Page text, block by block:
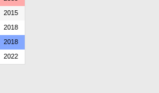
2015
2018
2018
2022